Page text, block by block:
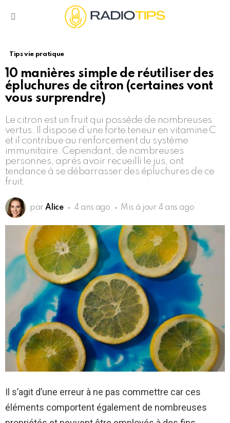
Tips vie pratique
10 manières simple de réutiliser des
épluchures de citron (certaines vont
vous surprendre)
Le citron est un fruit qui possède de nombreuses
vertus. Il dispose d’une forte teneur en vitamine C
et il contribue au renforcement du système
immunitaire. Cependant, de nombreuses
personnes, après avoir recueilli le jus, ont
tendance à se débarrasser des épluchures de ce
fruit.
par Alice 4 ans ago Mis à jour 4 ans ago
Il s’agit d’une erreur à ne pas commettre car ces
éléments comportent également de nombreuses